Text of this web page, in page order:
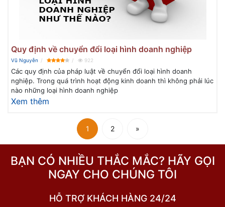
Quy định về chuyển đổi loại hình doanh nghiệp
Vũ Nguyễn 922
Các quy định của pháp luật về chuyển đổi loại hình doanh
nghiệp. Trong quá trình hoạt động kinh doanh thì không phải lúc
nào những loại hình doanh nghiệp
Xem thêm
1 2 »
BẠN CÓ NHIỀU THẮC MẮC? HÃY GỌI
NGAY CHO CHÚNG TÔI
HỖ TRỢ KHÁCH HÀNG 24/24